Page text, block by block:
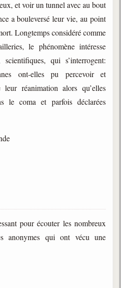
et voir un tunnel avec au bout
a bouleversé leur vie, au point
Longtemps considéré comme
le phénomène intéresse
qui s’interrogent:
ont-elles pu percevoir et
réanimation alors qu’elles
le coma et parfois déclarées
pour écouter les nombreux
anonymes qui ont vécu une